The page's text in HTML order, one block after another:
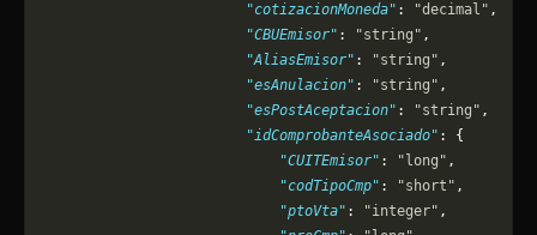
                        "cotizacionMoneda"
: "decimal" ,
                        "CBUEmisor"
: "string" ,
                        "AliasEmisor"
: "string" ,
                        "esAnulacion"
: "string" ,
                        "esPostAceptacion"
: "string" ,
                        "idComprobanteAsociado"
: {
                            "CUITEmisor"
: "long" ,
                            "codTipoCmp"
: "short" ,
                            "ptoVta"
: "integer" ,